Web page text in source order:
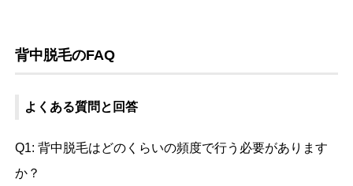
背中脱毛のFAQ
よくある質問と回答
Q1: 背中脱毛はどのくらいの頻度で行う必要があります
か？